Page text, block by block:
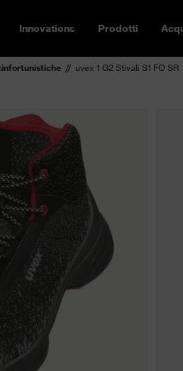
Innovations Prodotti
uvex 1 G2 Stivali S1 FO SR